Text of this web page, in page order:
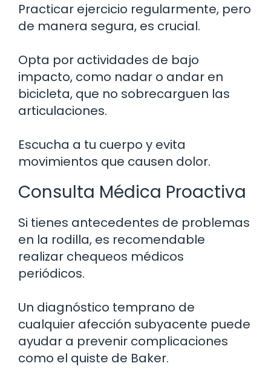
Practicar ejercicio regularmente, pero
de manera segura, es crucial.
Opta por actividades de bajo
impacto, como nadar o andar en
bicicleta, que no sobrecarguen las
articulaciones.
Escucha a tu cuerpo y evita
movimientos que causen dolor.
Consulta Médica Proactiva
Si tienes antecedentes de problemas
en la rodilla, es recomendable
realizar chequeos médicos
periódicos.
Un diagnóstico temprano de
cualquier afección subyacente puede
ayudar a prevenir complicaciones
como el quiste de Baker.